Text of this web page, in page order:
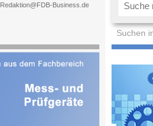
Redaktion@FDB-Business.de
Suchen